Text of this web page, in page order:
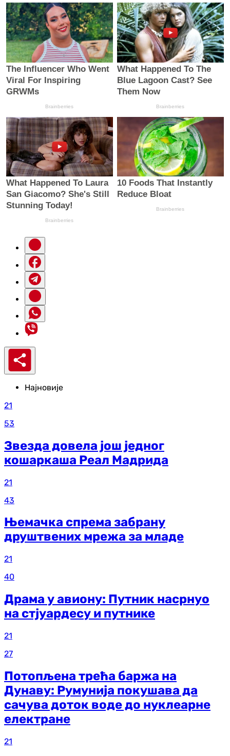
Најновије
21
53
Звезда довела још једног
кошаркаша Реал Мадрида
21
43
Њемачка спрема забрану
друштвених мрежа за младе
21
40
Драма у авиону: Путник насрнуо
на стјуардесу и путнике
21
27
Потопљена трећа баржа на
Дунаву: Румунија покушава да
сачува доток воде до нуклеарне
електране
21